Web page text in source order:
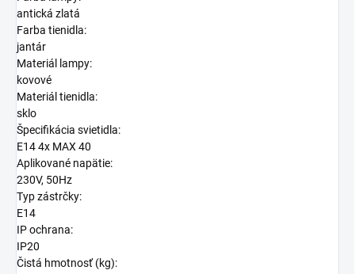
antická zlatá
Farba tienidla:
jantár
Materiál lampy:
kovové
Materiál tienidla:
sklo
Špecifikácia svietidla:
E14 4x MAX 40
Aplikované napätie:
230V, 50Hz
Typ zástrčky:
E14
IP ochrana:
IP20
Čistá hmotnosť (kg):